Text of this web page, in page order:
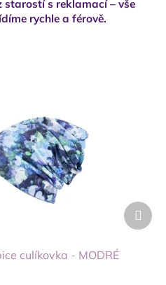
starostí s reklamací – vše
rychle a férově.
culíkovka - MODRÉ
Další